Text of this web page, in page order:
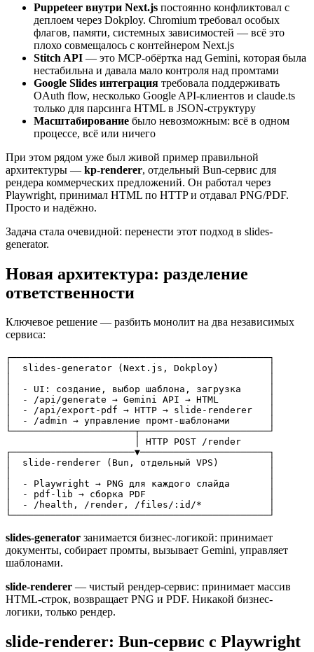
Puppeteer внутри Next.js постоянно конфликтовал с
деплоем через Dokploy. Chromium требовал особых
флагов, памяти, системных зависимостей — всё это
плохо совмещалось с контейнером Next.js
Stitch API — это MCP-обёртка над Gemini, которая была
нестабильна и давала мало контроля над промтами
Google Slides интеграция требовала поддерживать
OAuth flow, несколько Google API-клиентов и claude.ts
только для парсинга HTML в JSON-структуру
Масштабирование было невозможным: всё в одном
процессе, всё или ничего
При этом рядом уже был живой пример правильной
архитектуры — kp-renderer, отдельный Bun-сервис для
рендера коммерческих предложений. Он работал через
Playwright, принимал HTML по HTTP и отдавал PNG/PDF.
Просто и надёжно.
Задача стала очевидной: перенести этот подход в slides-
generator.
Новая архитектура: разделение
ответственности
Ключевое решение — разбить монолит на два независимых
сервиса:
┌──────────────────────────────────────────────┐
│  slides-generator (Next.js, Dokploy)         │
│  - UI: создание, выбор шаблона, загрузка     │
│  - /api/generate → Gemini API → HTML         │
│  - /api/export-pdf → HTTP → slide-renderer   │
│  - /admin → управление промт-шаблонами       │
└──────────────────────┬───────────────────────┘
                       │ HTTP POST /render
┌──────────────────────▼───────────────────────┐
│  slide-renderer (Bun, отдельный VPS)         │
│  - Playwright → PNG для каждого слайда       │
│  - pdf-lib → сборка PDF                      │
│  - /health, /render, /files/:id/*            │
slides-generator занимается бизнес-логикой: принимает
документы, собирает промты, вызывает Gemini, управляет
шаблонами.
slide-renderer — чистый рендер-сервис: принимает массив
HTML-строк, возвращает PNG и PDF. Никакой бизнес-
логики, только рендер.
slide-renderer: Bun-сервис с Playwright